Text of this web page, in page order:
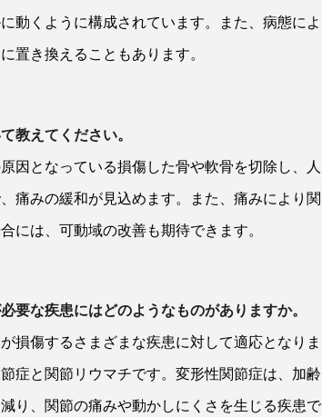
動くように構成されています。また、病態によ
置き換えることもあります。
教えてください。
因となっている損傷した骨や軟骨を切除し、人
痛みの緩和が見込めます。また、痛みにより関
には、可動域の改善も期待できます。
要な疾患にはどのようなものがありますか。
損傷するさまざまな疾患に対して適応となりま
症と関節リウマチです。変形性関節症は、加齢
り、関節の痛みや動かしにくさを生じる疾患で